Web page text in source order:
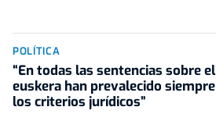
POLÍTICA
“En todas las sentencias sobre el
euskera han prevalecido siempre
los criterios jurídicos”